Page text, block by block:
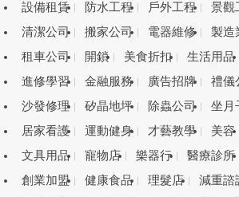
設備租賃
防水工程 戶外工程 景觀
清潔公司
搬家公司 電器維修 製造
租車公司
開鎖 美食折扣 生活用品
進修學習
金融服務 廣告招牌 禮儀
沙發修理
矽晶地坪 除蟲公司
坐月
居家看護
運動健身 才藝教學 美容
文具用品
寵物店 樂器行 醫療診所
創業加盟
健康食品 理髮店 減重諮